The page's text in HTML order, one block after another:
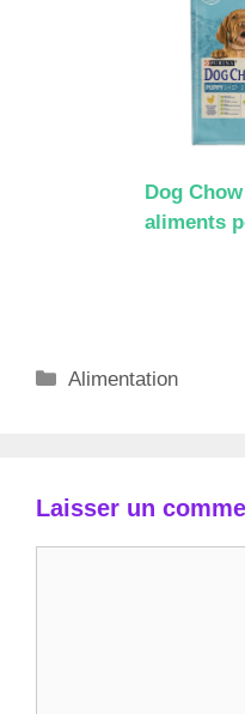
Dog
aliments
Catégories
Alimentation
Laisser un